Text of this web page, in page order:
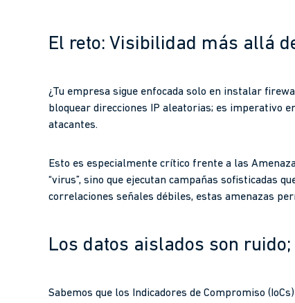
El reto: Visibilidad más allá
¿Tu empresa sigue enfocada solo en instalar
bloquear direcciones IP aleatorias; es imperativo
atacantes.
Esto es especialmente crítico frente a las
“virus”, sino que ejecutan campañas sofisticadas
correlaciones señales débiles, estas amenazas
Los datos aislados son
Sabemos que los Indicadores de Compromiso